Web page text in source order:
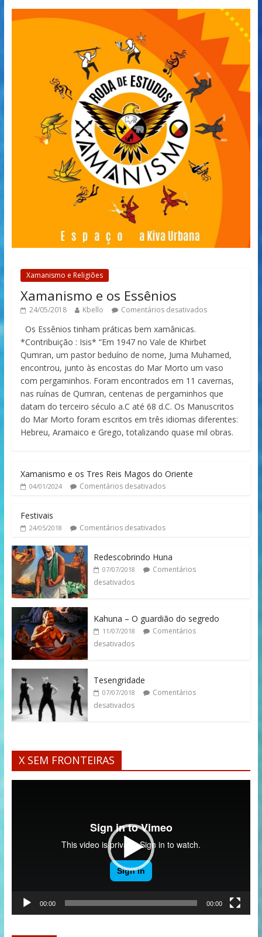
Xamanismo e Religiões
Xamanismo e os Essênios
24/05/2018 Kbello Comentários desativados
Os Essênios tinham práticas bem xamânicas.
*Contribuição : Isis* “Em 1947 no Vale de Khirbet
Qumran, um pastor beduíno de nome, Juma Muhamed,
encontrou, junto às encostas do Mar Morto um vaso
com pergaminhos. Foram encontrados em 11 cavernas,
nas ruínas de Qumran, centenas de pergaminhos que
datam do terceiro século a.C até 68 d.C. Os Manuscritos
do Mar Morto foram escritos em três idiomas diferentes:
Hebreu, Aramaico e Grego, totalizando quase mil obras.
Xamanismo e os Tres Reis Magos do Oriente
04/01/2024 Comentários desativados
Festivais
24/05/2018 Comentários desativados
Redescobrindo Huna
07/07/2018
Comentários
desativados
Kahuna – O guardião do segredo
11/07/2018
Comentários
desativados
Tesengridade
07/07/2018
Comentários
desativados
X SEM FRONTEIRAS
00:00 00:00